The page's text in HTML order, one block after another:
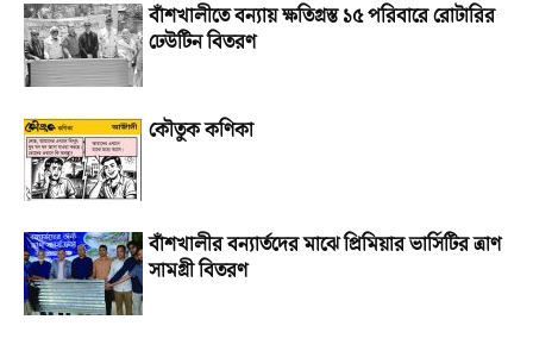
বাঁশখালীতে বন্যায় ক্ষতিগ্রস্ত ১৫ পরিবারে রোটারির
ঢেউটিন বিতরণ
কৌতুক কণিকা
বাঁশখালীর বন্যার্তদের মাঝে প্রিমিয়ার ভার্সিটির ত্রাণ
সামগ্রী বিতরণ